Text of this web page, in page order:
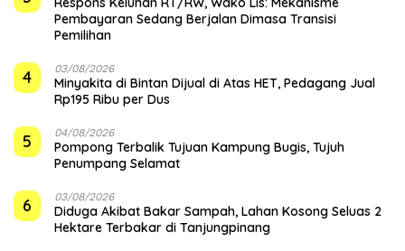
Pembayaran Sedang Berjalan Dimasa Transisi
Pemilihan
4 03/08/2026
Minyakita di Bintan Dijual di Atas HET, Pedagang Jual
Rp195 Ribu per Dus
5 04/08/2026
Pompong Terbalik Tujuan Kampung Bugis, Tujuh
Penumpang Selamat
6 03/08/2026
Diduga Akibat Bakar Sampah, Lahan Kosong Seluas 2
Hektare Terbakar di Tanjungpinang